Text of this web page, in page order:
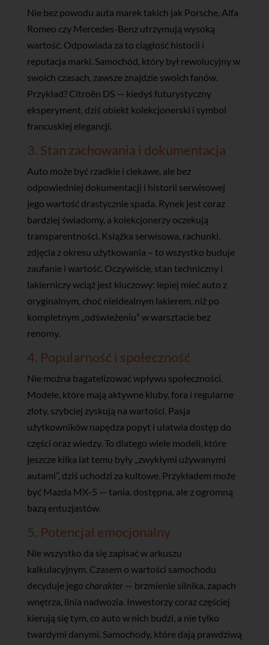
Nie bez powodu auta marek takich jak Porsche, Alfa
Romeo czy Mercedes-Benz utrzymują wysoką
wartość. Odpowiada za to ciągłość historii i
reputacja marki. Samochód, który był rewolucyjny w
swoich czasach, zawsze znajdzie swoich fanów.
Przykład? Citroën DS — kiedyś futurystyczny
eksperyment, dziś obiekt kolekcjonerski i symbol
francuskiej elegancji.
3. Stan zachowania i dokumentacja
Auto może być rzadkie i ciekawe, ale bez
odpowiedniej dokumentacji i historii serwisowej
jego wartość drastycznie spada. Rynek jest coraz
bardziej świadomy, a kolekcjonerzy oczekują
transparentności. Książka serwisowa, rachunki,
zdjęcia z okresu użytkowania – to wszystko buduje
zaufanie i wartość. Oczywiście, stan techniczny i
lakierniczy wciąż jest kluczowy: lepiej mieć auto z
oryginalnym, choć nieidealnym lakierem, niż po
kompletnym „odświeżeniu” w warsztacie bez
renomy.
4. Popularność i społeczność
Nie można bagatelizować wpływu społeczności.
Modele, które mają aktywne kluby, fora i regularne
zloty, szybciej zyskują na wartości. Pasja
użytkowników napędza popyt i ułatwia dostęp do
części oraz wiedzy. To dlatego wiele modeli, które
jeszcze kilka lat temu były „zwykłymi używanymi
autami”, dziś uchodzi za kultowe. Przykładem może
być Mazda MX-5 — tania, dostępna, ale z ogromną
bazą entuzjastów.
5. Potencjał emocjonalny
Nie wszystko da się zapisać w arkuszu
kalkulacyjnym. Czasem o wartości samochodu
decyduje jego charakter— brzmienie silnika, zapach
wnętrza, linia nadwozia. Inwestorzy coraz częściej
kierują się tym, co auto w nich budzi, a nie tylko
twardymi danymi. Samochody, które dają prawdziwą